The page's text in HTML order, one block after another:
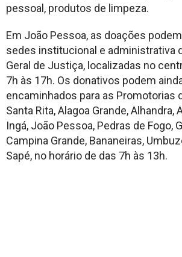
pessoal, produtos de limpeza.
Em João Pessoa, as doações
sedes institucional e administrativa
Geral de Justiça, localizadas no
7h às 17h. Os donativos podem
encaminhados para as Promotorias
Santa Rita, Alagoa Grande, Alhandra,
Ingá, João Pessoa, Pedras de Fogo,
Campina Grande, Bananeiras,
Sapé, no horário de das 7h às 13h.